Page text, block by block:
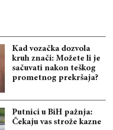
Kad vozačka dozvola
kruh znači: Možete li je
sačuvati nakon teškog
prometnog prekršaja?
Putnici u BiH pažnja:
Čekaju vas strože kazne